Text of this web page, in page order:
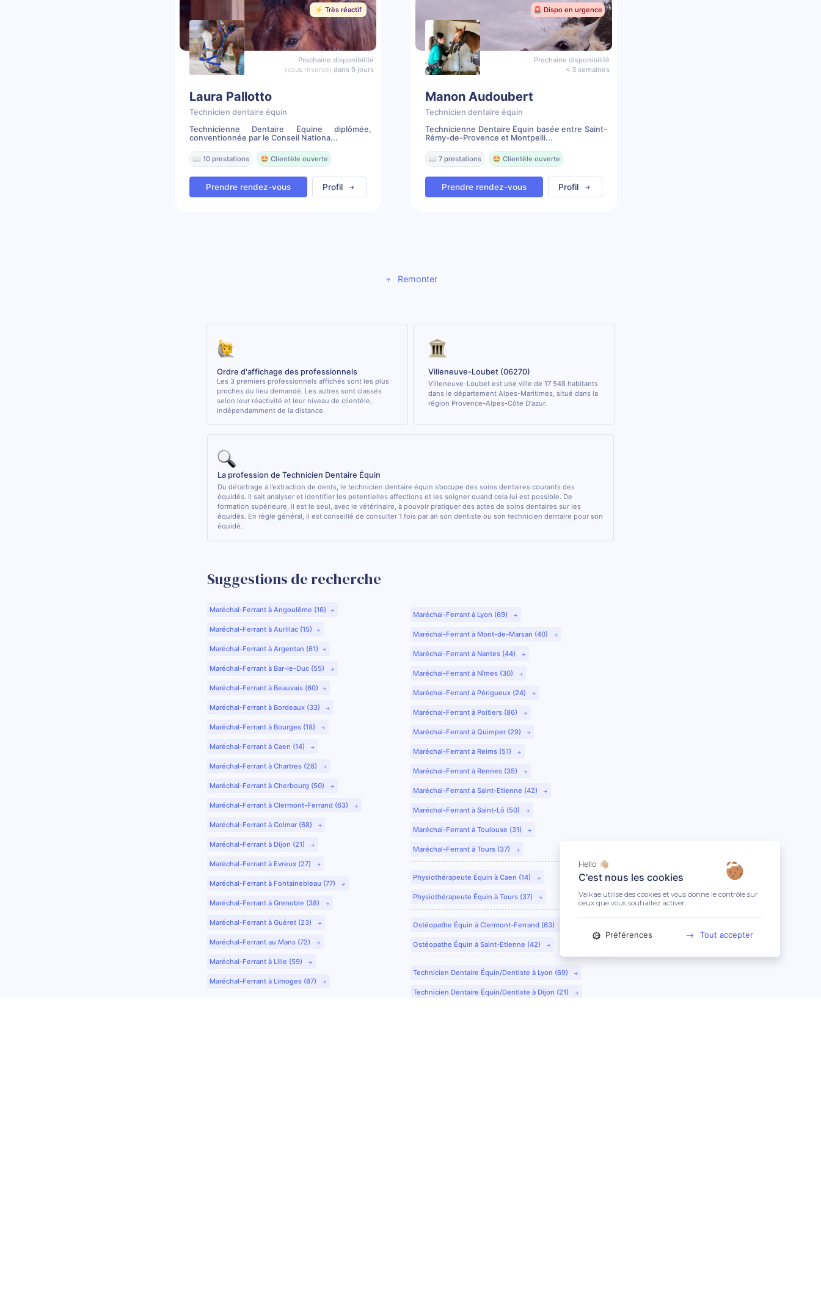
⚡️ Très réactif
Prochaine disponibilité
(sous réserve) dans 9 jours
Laura Pallotto
Technicien dentaire équin
Technicienne Dentaire Équine diplômée,
conventionnée par le Conseil Nationa...
📖 10 prestations 🤩 Clientèle ouverte
Prendre rendez-vous Profil
🚨 Dispo en urgence
Prochaine disponibilité
< 3 semaines
Manon Audoubert
Technicien dentaire équin
Technicienne Dentaire Équin basée entre Saint-
Rémy-de-Provence et Montpelli...
📖 7 prestations 🤩 Clientèle ouverte
Prendre rendez-vous Profil
Remonter
Ordre d'affichage des professionnels
Les 3 premiers professionnels affichés sont les plus
proches du lieu demandé. Les autres sont classés
selon leur réactivité et leur niveau de clientèle,
indépendamment de la distance.
Villeneuve-Loubet (06270)
Villeneuve-Loubet est une ville de 17 548 habitants
dans le département Alpes-Maritimes, situé dans la
région Provence-Alpes-Côte D'azur.
La profession de Technicien Dentaire Équin
Du détartrage à l’extraction de dents, le technicien dentaire équin s’occupe des soins dentaires courants des
équidés. Il sait analyser et identifier les potentielles affections et les soigner quand cela lui est possible. De
formation supérieure, il est le seul, avec le vétérinaire, à pouvoir pratiquer des actes de soins dentaires sur les
équidés. En règle général, il est conseillé de consulter 1 fois par an son dentiste ou son technicien dentaire pour son
équidé.
Suggestions de recherche
Maréchal-Ferrant à Angoulême (16)
Maréchal-Ferrant à Aurillac (15)
Maréchal-Ferrant à Argentan (61)
Maréchal-Ferrant à Bar-le-Duc (55)
Maréchal-Ferrant à Beauvais (60)
Maréchal-Ferrant à Bordeaux (33)
Maréchal-Ferrant à Bourges (18)
Maréchal-Ferrant à Caen (14)
Maréchal-Ferrant à Chartres (28)
Maréchal-Ferrant à Cherbourg (50)
Maréchal-Ferrant à Clermont-Ferrand (63)
Maréchal-Ferrant à Colmar (68)
Maréchal-Ferrant à Dijon (21)
Maréchal-Ferrant à Evreux (27)
Maréchal-Ferrant à Fontainebleau (77)
Maréchal-Ferrant à Grenoble (38)
Maréchal-Ferrant à Guéret (23)
Maréchal-Ferrant au Mans (72)
Maréchal-Ferrant à Lille (59)
Maréchal-Ferrant à Limoges (87)
Maréchal-Ferrant à Lyon (69)
Maréchal-Ferrant à Mont-de-Marsan (40)
Maréchal-Ferrant à Nantes (44)
Maréchal-Ferrant à Nîmes (30)
Maréchal-Ferrant à Périgueux (24)
Maréchal-Ferrant à Poitiers (86)
Maréchal-Ferrant à Quimper (29)
Maréchal-Ferrant à Reims (51)
Maréchal-Ferrant à Rennes (35)
Maréchal-Ferrant à Saint-Etienne (42)
Maréchal-Ferrant à Saint-Lô (50)
Maréchal-Ferrant à Toulouse (31)
Maréchal-Ferrant à Tours (37)
Physiothérapeute Équin à Caen (14)
Physiothérapeute Équin à Tours (37)
Ostéopathe Équin à Clermont-Ferrand (63)
Ostéopathe Équin à Saint-Etienne (42)
Technicien Dentaire Équin/Dentiste à Lyon (69)
Technicien Dentaire Équin/Dentiste à Dijon (21)
Hello 👋🏼
C'est nous les cookies
Valkae utilise des cookies et vous donne le contrôle sur
ceux que vous souhaitez activer.
Préférences Tout accepter